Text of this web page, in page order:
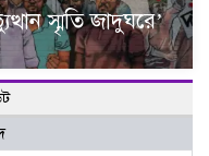
স্মৃতি জাদুঘরে’